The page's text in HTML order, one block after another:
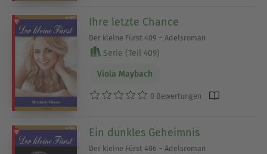
Ihre letzte Chance
Der kleine Fürst 409 – Adelsroman
Serie (Teil 409)
Viola Maybach
0 Bewertungen
Ein dunkles Geheimnis
Der kleine Fürst 406 – Adelsroman